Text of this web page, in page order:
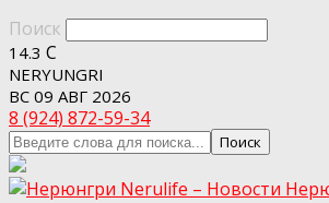
Поиск
14.3 C
NERYUNGRI
ВС 09 АВГ 2026
8 (924) 872-59-34
Nerulife – Новости